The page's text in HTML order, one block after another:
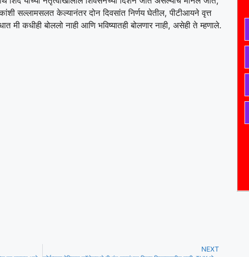
सल्लामसलत केल्यानंतर दोन दिवसांत निर्णय घेतील, पीटीआयने वृत्त
मी कधीही बोललो नाही आणि भविष्यातही बोलणार नाही, असेही ते म्हणाले.
NEXT